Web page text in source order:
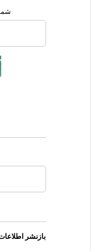
شما:
بازنشر اطلاعات